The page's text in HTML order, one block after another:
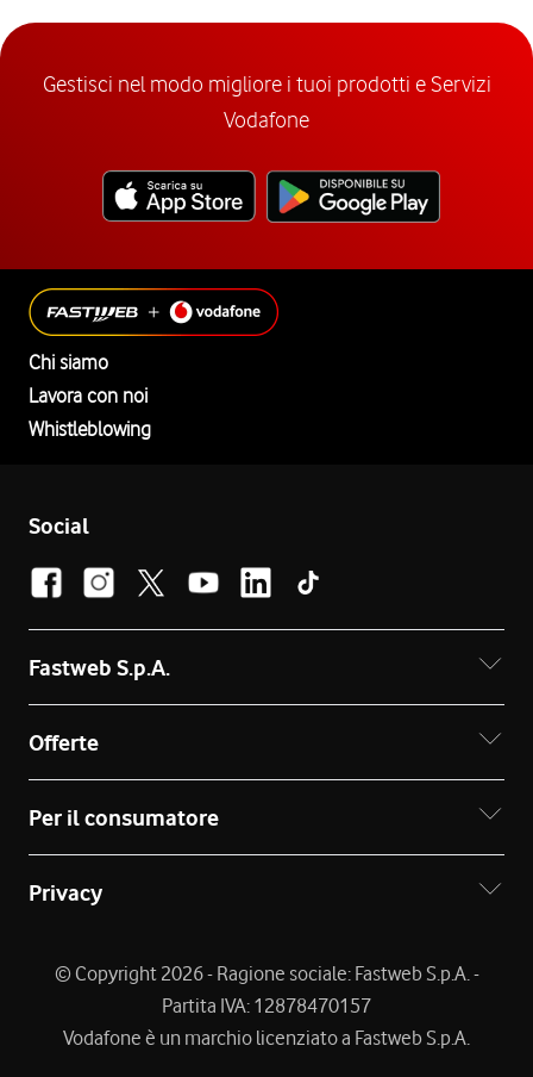
Gestisci nel modo migliore i tuoi prodotti e Servizi
Vodafone
Chi siamo
Lavora con noi
Whistleblowing
Social
Fastweb S.p.A.
Offerte
Per il consumatore
Privacy
© Copyright 2026 - Ragione sociale: Fastweb S.p.A. -
Partita IVA: 12878470157
Vodafone è un marchio licenziato a Fastweb S.p.A.